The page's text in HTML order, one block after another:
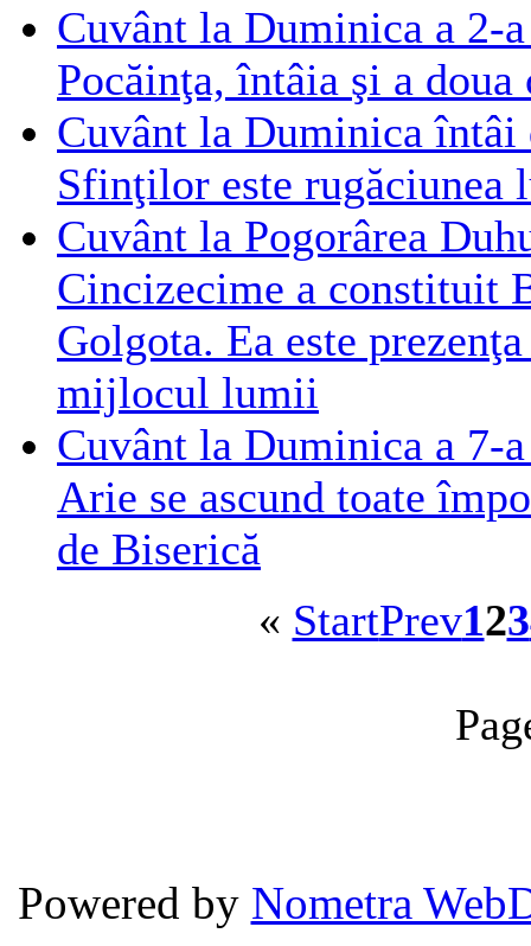
Cuvânt la Duminica a 2-
Pocăinţa, întâia şi a
Cuvânt la Duminica întâi
Sfinţilor este rugăciunea
Cuvânt la Pogorârea
Cincizecime a constituit
Golgota. Ea este
mijlocul lumii
Cuvânt la Duminica a 7-
Arie se ascund toate
de Biserică
« StartPrev123
Powered by Nometra